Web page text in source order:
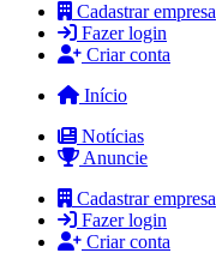
Cadastrar empresa
Fazer login
Criar conta
Início
Notícias
Anuncie
Cadastrar empresa
Fazer login
Criar conta